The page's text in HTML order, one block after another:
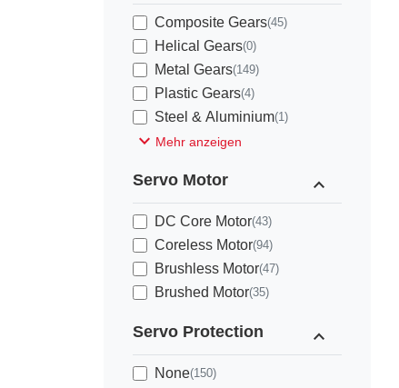
Composite Gears(45)
Helical Gears(0)
Metal Gears(149)
Plastic Gears(4)
Steel & Aluminium(1)
expand_more Mehr anzeigen
Servo Motor expand_less
DC Core Motor(43)
Coreless Motor(94)
Brushless Motor(47)
Brushed Motor(35)
Servo Protection expand_less
None(150)